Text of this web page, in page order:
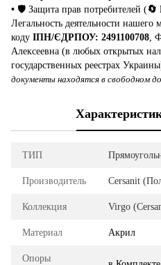
• 🛡️ Защита прав потребителей (🔄
Легальность деятельности
коду ІПН/ЄДРПОУ: 2491100708 ,
Алексеевна (в любых открытых
государственных реестрах
документы находятся в свободном
ТИП
Производитель Cersanit
Коллекция Virgo
Материал Акрил
Опоры